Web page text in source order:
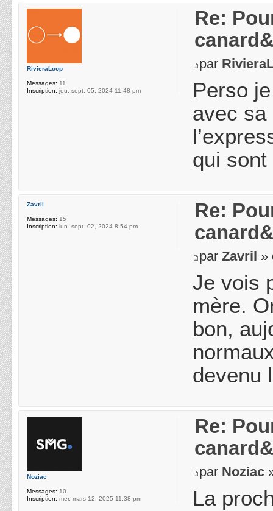
Re:
par
Perso
avec sa
qui
RivieraLoop
Messages: 11
Inscription: jeu. sept. 05, 2024 11:48 pm
Re:
parZavril »
Je vois
mère.
bon,
devenu
Zavril
Messages: 15
Inscription: lun. sept. 02, 2024 8:54 pm
Re:
par Noziac
La
Noziac
Messages: 10
Inscription: mer. mars 12, 2025 11:38 pm